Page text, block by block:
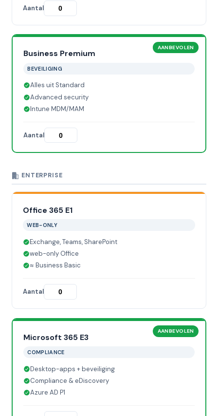
Aantal
AANBEVOLEN
Business Premium
BEVEILIGING
Alles uit Standard
Advanced security
Intune MDM/MAM
Aantal
ENTERPRISE
Office 365 E1
WEB-ONLY
Exchange, Teams, SharePoint
web-only Office
≈ Business Basic
Aantal
AANBEVOLEN
Microsoft 365 E3
COMPLIANCE
Desktop-apps + beveiliging
Compliance & eDiscovery
Azure AD P1